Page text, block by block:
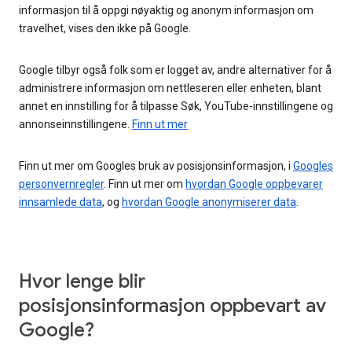
informasjon til å oppgi nøyaktig og anonym informasjon om
travelhet, vises den ikke på Google.
Google tilbyr også folk som er logget av, andre alternativer for å
administrere informasjon om nettleseren eller enheten, blant
annet en innstilling for å tilpasse Søk, YouTube-innstillingene og
annonseinnstillingene. Finn ut mer
Finn ut mer om Googles bruk av posisjonsinformasjon, i Googles
personvernregler. Finn ut mer om hvordan Google oppbevarer
innsamlede data, og hvordan Google anonymiserer data.
Hvor lenge blir
posisjonsinformasjon oppbevart av
Google?